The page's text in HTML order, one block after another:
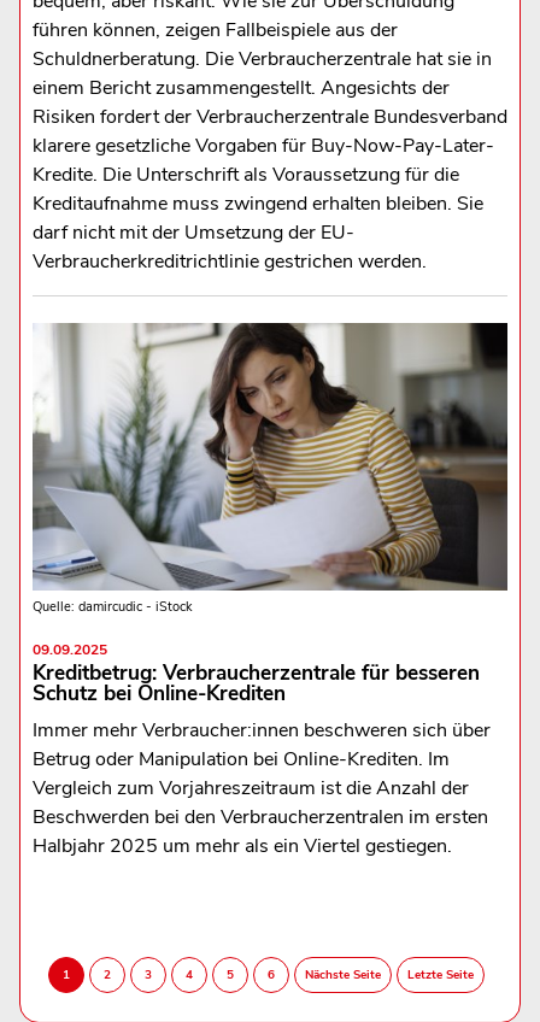
führen können, zeigen Fallbeispiele aus der
Schuldnerberatung. Die Verbraucherzentrale hat sie in
einem Bericht zusammengestellt. Angesichts der
Risiken fordert der Verbraucherzentrale Bundesverband
klarere gesetzliche Vorgaben für Buy-Now-Pay-Later-
Kredite. Die Unterschrift als Voraussetzung für die
Kreditaufnahme muss zwingend erhalten bleiben. Sie
darf nicht mit der Umsetzung der EU-
Verbraucherkreditrichtlinie gestrichen werden.
Quelle: damircudic - iStock
09.09.2025
Kreditbetrug: Verbraucherzentrale für besseren
Schutz bei Online-Krediten
Immer mehr Verbraucher:innen beschweren sich über
Betrug oder Manipulation bei Online-Krediten. Im
Vergleich zum Vorjahreszeitraum ist die Anzahl der
Beschwerden bei den Verbraucherzentralen im ersten
Halbjahr 2025 um mehr als ein Viertel gestiegen.